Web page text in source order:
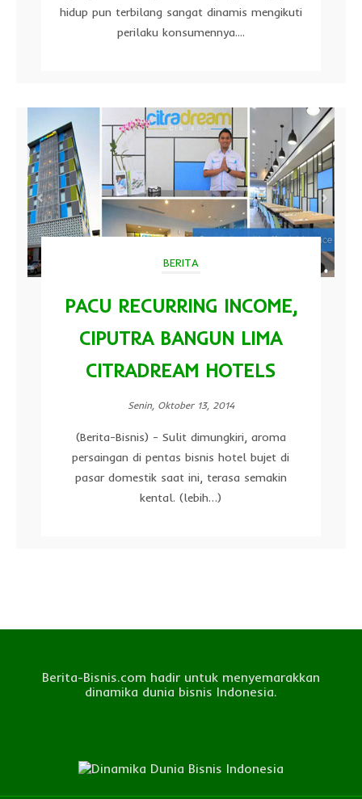
hidup pun terbilang sangat dinamis mengikuti
perilaku konsumennya....
BERITA
PACU RECURRING INCOME,
CIPUTRA BANGUN LIMA
CITRADREAM HOTELS
Senin, Oktober 13, 2014
(Berita-Bisnis) - Sulit dimungkiri, aroma
persaingan di pentas bisnis hotel bujet di
pasar domestik saat ini, terasa semakin
kental. (lebih…)
Berita-Bisnis.com hadir untuk menyemarakkan
dinamika dunia bisnis Indonesia.